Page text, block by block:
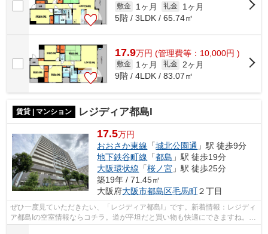
敷金 1ヶ月 礼金
1ヶ月
5階 / 3LDK / 65.74㎡
17.9万円 (管理費等：10,000円 )
敷金 1ヶ月 礼金
2ヶ月
9階 / 4LDK / 83.07㎡
賃貸 | マンション レジディア都島I
17.5万円
おおさか東線 「城北公園通 」駅 徒歩9分
地下鉄谷町線 「都島 」駅 徒歩19分
大阪環状線 「桜ノ宮 」駅 徒歩25分
築19年 / 71.45㎡
大阪府大阪市都島区毛馬町２丁目
ぜひ一度見ていただきたい、「レジディア都島I」です。新着情報：レジディ
ア都島Iの空室情報ならコチラ。道が平坦だと買い物も快適にできますね。2